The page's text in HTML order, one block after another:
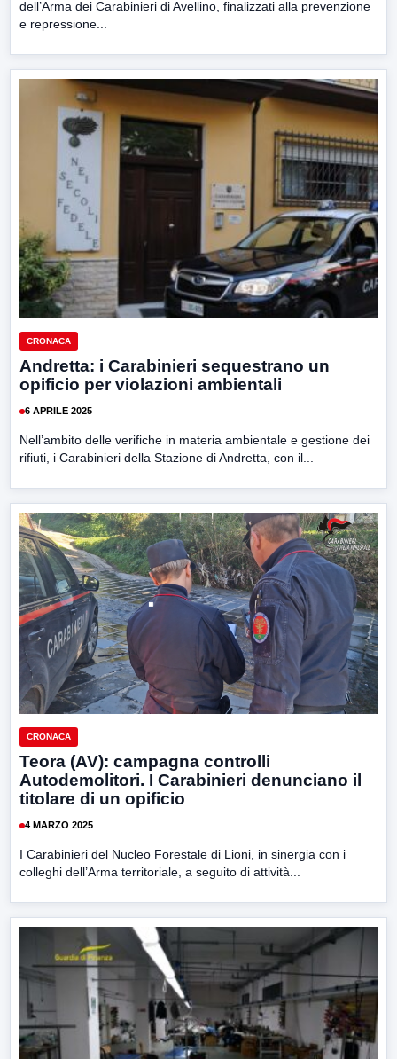
dell’Arma dei Carabinieri di Avellino, finalizzati alla prevenzione
e repressione...
CRONACA
Andretta: i Carabinieri sequestrano un
opificio per violazioni ambientali
6 APRILE 2025
Nell’ambito delle verifiche in materia ambientale e gestione dei
rifiuti, i Carabinieri della Stazione di Andretta, con il...
CRONACA
Teora (AV): campagna controlli
Autodemolitori. I Carabinieri denunciano il
titolare di un opificio
4 MARZO 2025
I Carabinieri del Nucleo Forestale di Lioni, in sinergia con i
colleghi dell’Arma territoriale, a seguito di attività...